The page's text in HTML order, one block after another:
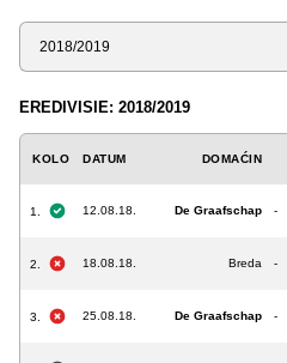
Sezona
EREDIVISIE: 2018/2019
KOLO DATUM DOMAĆIN
1. 12.08.18. De Graafschap -
2. 18.08.18. Breda -
3. 25.08.18. De Graafschap -